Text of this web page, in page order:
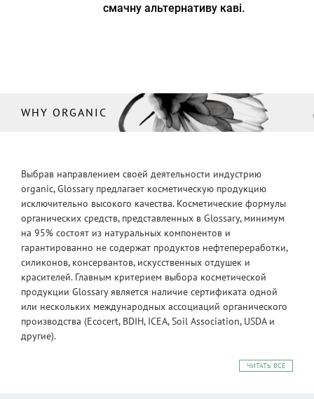
смачну альтернативу каві.
WHY ORGANIC
Выбрав направлением своей деятельности индустрию
organic, Glossary предлагает косметическую продукцию
исключительно высокого качества. Косметические формулы
органических средств, представленных в Glossary, минимум
на 95% состоят из натуральных компонентов и
гарантированно не содержат продуктов нефтепереработки,
силиконов, консервантов, искусственных отдушек и
красителей. Главным критерием выбора косметической
продукции Glossary является наличие сертификата одной
или нескольких международных ассоциаций органического
производства (Ecocert, BDIH, ICEA, Soil Association, USDA и
другие).
ЧИТАТЬ ВСЕ